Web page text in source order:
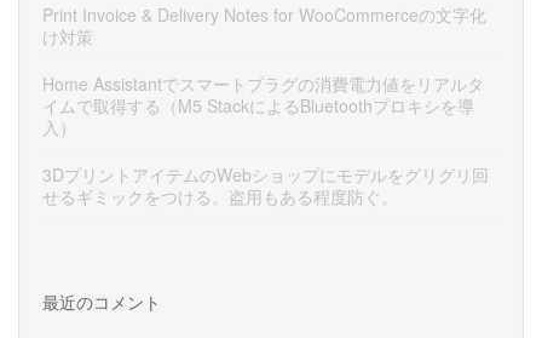
Print Invoice & Delivery Notes for WooCommerceの文字化
け対策
Home Assistantでスマートプラグの消費電力値をリアルタ
イムで取得する（M5 StackによるBluetoothプロキシを導
入）
3DプリントアイテムのWebショップにモデルをグリグリ回
せるギミックをつける。盗用もある程度防ぐ。
最近のコメント